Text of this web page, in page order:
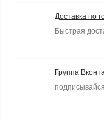
Доставка по
Быстрая
Группа